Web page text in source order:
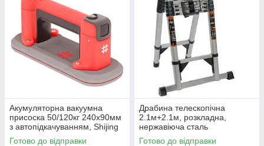
Акумуляторна вакуумна
присоска 50/120кг 240x90мм
з автопідкачуванням, Shijing
6112
Готово до відправки
Драбина телескопічна
2.1м+2.1м, розкладна,
нержавіюча сталь
Готово до відправки